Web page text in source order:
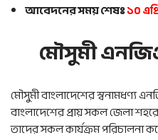
আবেদনের সময় শেষঃ১০
মৌসুমী
মৌসুমী বাংলাদেশের স্বনামধণ্য
বাংলাদেশের প্রায় সকল জেলা
তাদের সকল কার্যক্রম পরিচালনা